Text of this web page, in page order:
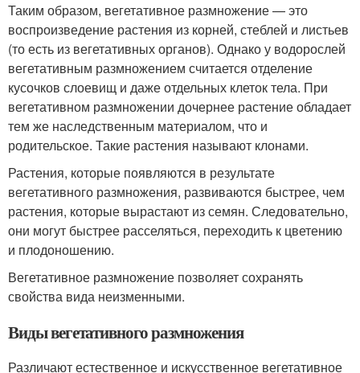
Таким образом, вегетативное размножение — это
воспроизведение растения из корней, стеблей и листьев
(то есть из вегетативных органов). Однако у водорослей
вегетативным размножением считается отделение
кусочков слоевищ и даже отдельных клеток тела. При
вегетативном размножении дочернее растение обладает
тем же наследственным материалом, что и
родительское. Такие растения называют клонами.
Растения, которые появляются в результате
вегетативного размножения, развиваются быстрее, чем
растения, которые вырастают из семян. Следовательно,
они могут быстрее расселяться, переходить к цветению
и плодоношению.
Вегетативное размножение позволяет сохранять
свойства вида неизменными.
Виды вегетативного размножения
Различают естественное и искусственное вегетативное